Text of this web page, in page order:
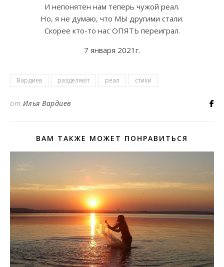
И непонятен нам теперь чужой реал.
Но, я не думаю, что МЫ другими стали.
Скорее кто-то нас ОПЯТЬ переиграл.
7 января 2021г.
Вардиев разделяют реал стихи
от Илья Вардиев
ВАМ ТАКЖЕ МОЖЕТ ПОНРАВИТЬСЯ